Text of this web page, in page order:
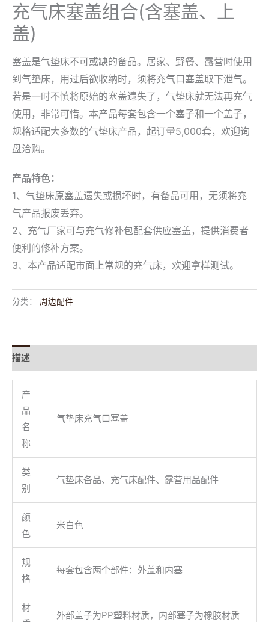
充气床塞盖组合(含塞盖、上
盖)
塞盖是气垫床不可或缺的备品。居家、野餐、露营时使用
到气垫床，用过后欲收纳时，须将充气口塞盖取下泄气。
若是一时不慎将原始的塞盖遗失了，气垫床就无法再充气
使用，非常可惜。本产品每套包含一个塞子和一个盖子，
规格适配大多数的气垫床产品，起订量5,000套，欢迎询
盘洽购。
产品特色：
1、气垫床原塞盖遗失或损坏时，有备品可用，无须将充
气产品报废丢弃。
2、充气厂家可与充气修补包配套供应塞盖，提供消费者
便利的修补方案。
3、本产品适配市面上常规的充气床，欢迎拿样测试。
分类： 周边配件
描述
产
品
名
称
气垫床充气口塞盖
类
别
气垫床备品、充气床配件、露营用品配件
颜
色
米白色
规
格
每套包含两个部件：外盖和内塞
材
外部盖子为PP塑料材质，内部塞子为橡胶材质